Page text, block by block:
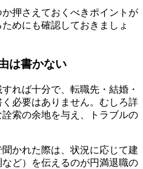
押さえておくべきポイントが
めにも確認しておきましょ
は書かない
れば十分で、転職先・結婚・
必要はありません。むしろ詳
索の余地を与え、トラブルの
かれた際は、状況に応じて建
ど）を伝えるのが円満退職の